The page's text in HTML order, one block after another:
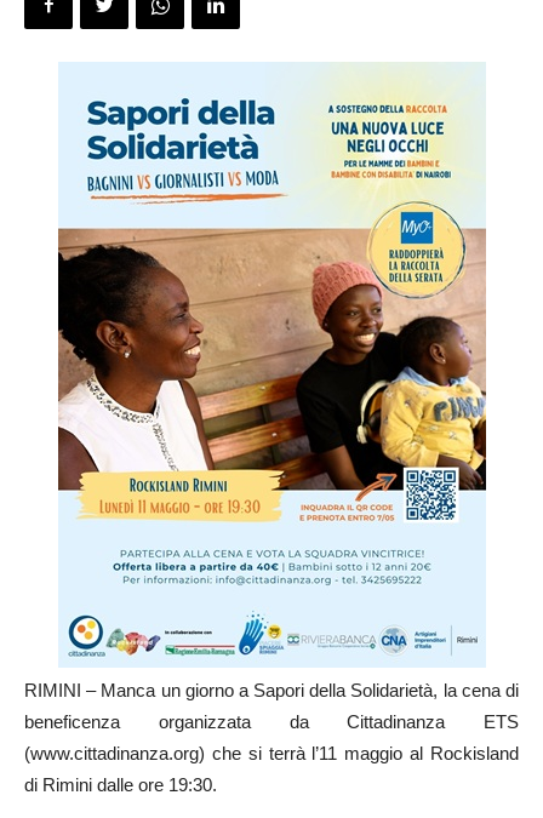
RIMINI – Manca un giorno a Sapori della Solidarietà, la cena di
beneficenza organizzata da Cittadinanza ETS
(www.cittadinanza.org) che si terrà l’11 maggio al Rockisland
di Rimini dalle ore 19:30.